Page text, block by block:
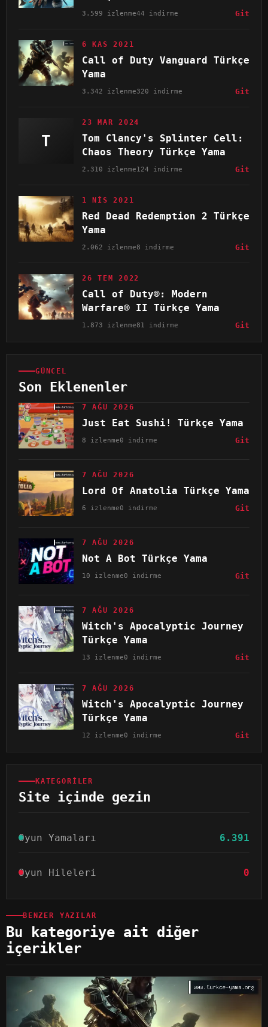
3.599 izlenme44 indirme Git
6 KAS 2021
Call of Duty Vanguard Türkçe
Yama
3.342 izlenme320 indirme Git
T
23 MAR 2024
Tom Clancy's Splinter Cell:
Chaos Theory Türkçe Yama
2.310 izlenme124 indirme Git
1 NIS 2021
Red Dead Redemption 2 Türkçe
Yama
2.062 izlenme8 indirme Git
26 TEM 2022
Call of Duty®: Modern
Warfare® II Türkçe Yama
1.873 izlenme81 indirme Git
GÜNCEL
Son Eklenenler
7 AĞU 2026
Just Eat Sushi! Türkçe Yama
8 izlenme0 indirme Git
7 AĞU 2026
Lord Of Anatolia Türkçe Yama
6 izlenme0 indirme Git
7 AĞU 2026
Not A Bot Türkçe Yama
10 izlenme0 indirme Git
7 AĞU 2026
Witch's Apocalyptic Journey
Türkçe Yama
13 izlenme0 indirme Git
7 AĞU 2026
Witch's Apocalyptic Journey
Türkçe Yama
12 izlenme0 indirme Git
KATEGORILER
Site içinde gezin
Oyun Yamaları 6.391
Oyun Hileleri 0
BENZER YAZILAR
Bu kategoriye ait diğer
içerikler